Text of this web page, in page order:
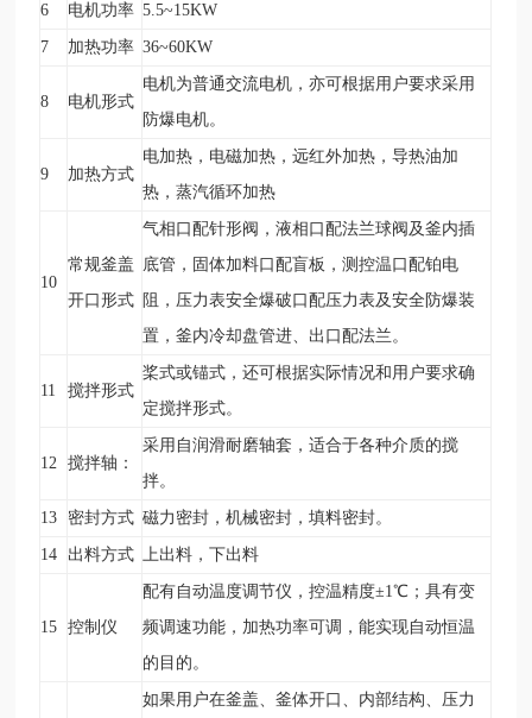
6 电机功率 5.5~15KW
7 加热功率 36~60KW
8 电机形式
电机为普通交流电机，亦可根据用户要求采用
防爆电机。
9 加热方式
电加热，电磁加热，远红外加热，导热油加
热，蒸汽循环加热
10
常规釜盖
开口形式
气相口配针形阀，液相口配法兰球阀及釜内插
底管，固体加料口配盲板，测控温口配铂电
阻，压力表安全爆破口配压力表及安全防爆装
置，釜内冷却盘管进、出口配法兰。
11 搅拌形式
桨式或锚式，还可根据实际情况和用户要求确
定搅拌形式。
12 搅拌轴：
采用自润滑耐磨轴套，适合于各种介质的搅
拌。
13 密封方式 磁力密封，机械密封，填料密封。
14 出料方式 上出料，下出料
15 控制仪
配有自动温度调节仪，控温精度±1℃ ；具有变
频调速功能，加热功率可调，能实现自动恒温
的目的。
如果用户在釜盖、釜体开口、内部结构、压力